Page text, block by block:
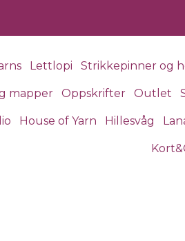
Lettlopi Strikkepinner og
mapper Oppskrifter Outlet
House of Yarn Hillesvåg